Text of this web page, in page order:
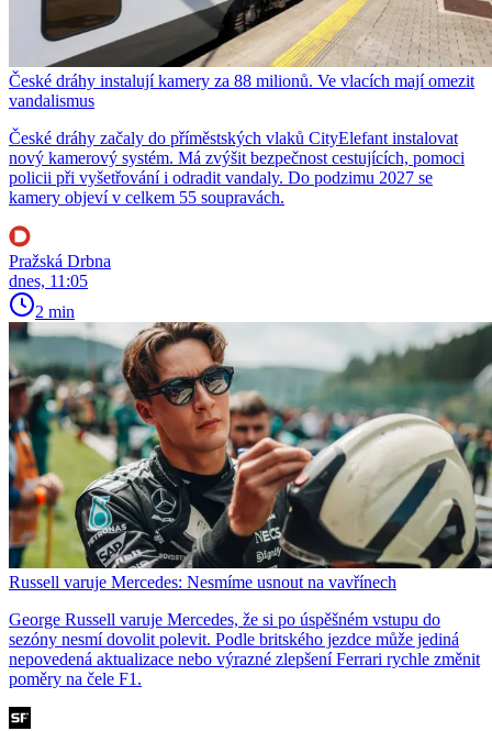
České dráhy instalují kamery za 88 milionů. Ve vlacích mají omezit
vandalismus
České dráhy začaly do příměstských vlaků CityElefant instalovat
nový kamerový systém. Má zvýšit bezpečnost cestujících, pomoci
policii při vyšetřování i odradit vandaly. Do podzimu 2027 se
kamery objeví v celkem 55 soupravách.
Pražská Drbna
dnes, 11:05
2 min
Russell varuje Mercedes: Nesmíme usnout na vavřínech
George Russell varuje Mercedes, že si po úspěšném vstupu do
sezóny nesmí dovolit polevit. Podle britského jezdce může jediná
nepovedená aktualizace nebo výrazné zlepšení Ferrari rychle změnit
poměry na čele F1.